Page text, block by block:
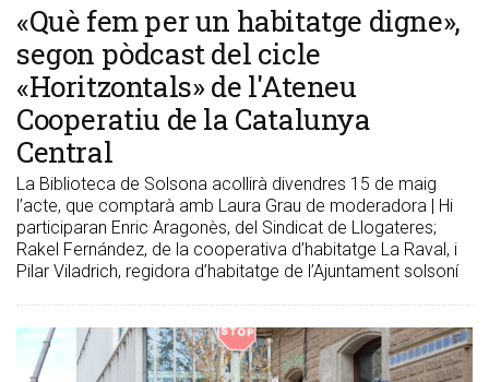
«Què fem per un habitatge digne»,
segon pòdcast del cicle
«Horitzontals» de l'Ateneu
Cooperatiu de la Catalunya
Central
La Biblioteca de Solsona acollirà divendres 15 de maig
l’acte, que comptarà amb Laura Grau de moderadora | Hi
participaran Enric Aragonès, del Sindicat de Llogateres;
Rakel Fernández, de la cooperativa d’habitatge La Raval, i
Pilar Viladrich, regidora d’habitatge de l’Ajuntament solsoní